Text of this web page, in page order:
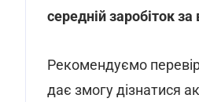
середній заробіток
Рекомендуємо
дає змогу дізнатися